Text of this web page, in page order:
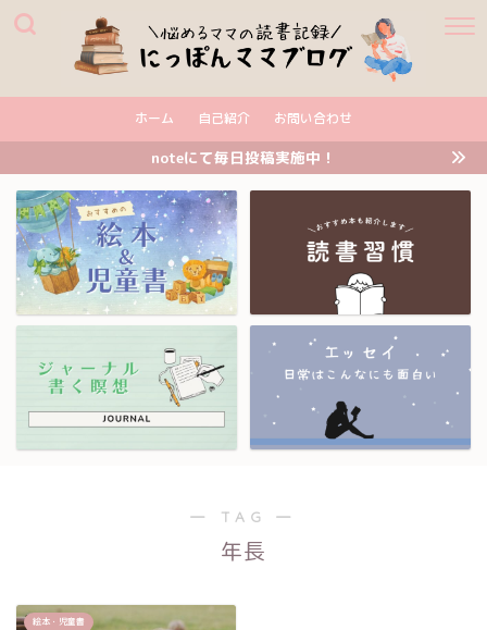
ホーム 自己紹介 お問い合わせ
noteにて毎日投稿実施中！
― TAG ―
年長
絵本・児童書